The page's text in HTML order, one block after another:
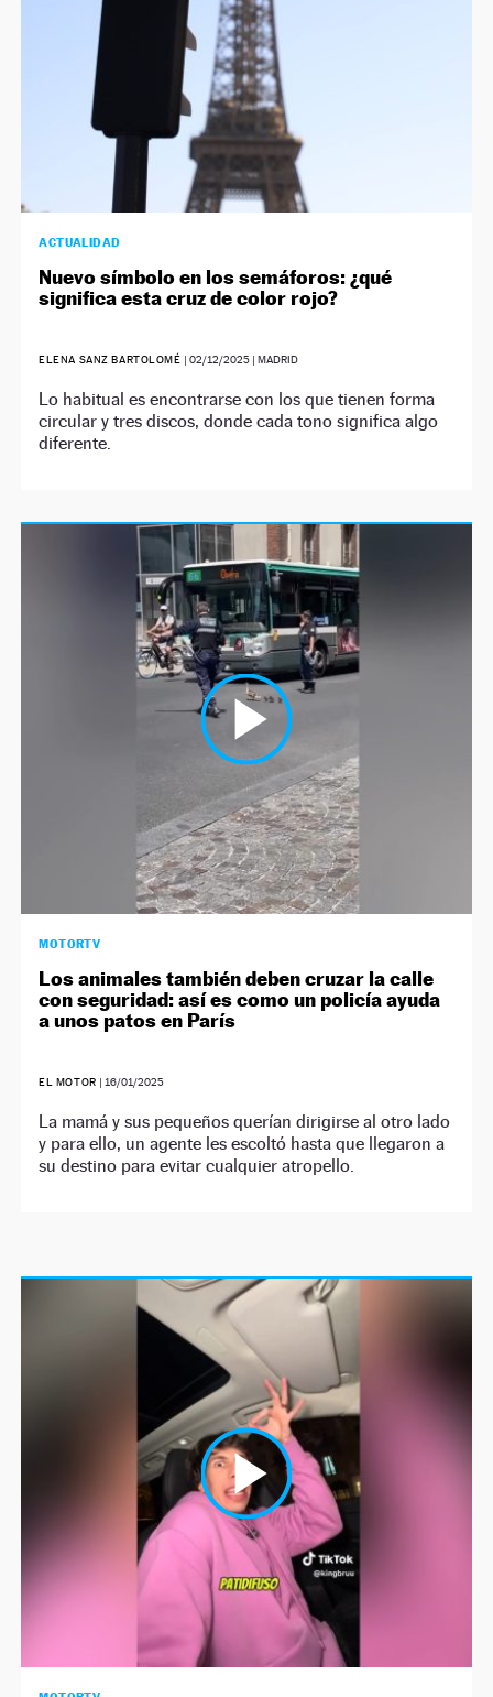
ACTUALIDAD
Nuevo símbolo en los semáforos: ¿qué
significa esta cruz de color rojo?
ELENA SANZ BARTOLOMÉ | 02/12/2025| MADRID
Lo habitual es encontrarse con los que tienen forma
circular y tres discos, donde cada tono significa algo
diferente.
MOTORTV
Los animales también deben cruzar la calle
con seguridad: así es como un policía ayuda
a unos patos en París
EL MOTOR | 16/01/2025
La mamá y sus pequeños querían dirigirse al otro lado
y para ello, un agente les escoltó hasta que llegaron a
su destino para evitar cualquier atropello.